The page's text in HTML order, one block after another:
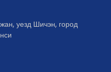
уезд Шичэн, город